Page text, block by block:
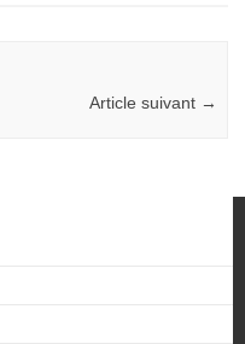
Article suivant →